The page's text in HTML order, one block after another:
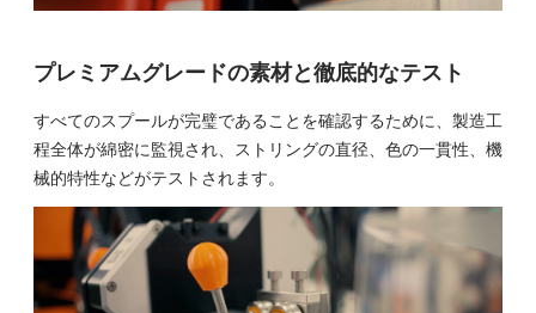
プレミアムグレードの素材と徹底的なテスト
すべてのスプールが完璧であることを確認するために、製造工
程全体が綿密に監視され、ストリングの直径、色の一貫性、機
械的特性などがテストされます。